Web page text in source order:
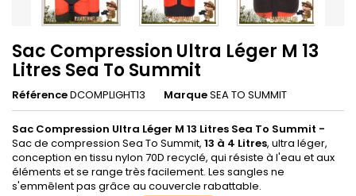
Sac Compression Ultra Léger M 13
Litres Sea To Summit
RéférenceDCOMPLIGHT13 MarqueSEA TO SUMMIT
Sac Compression Ultra Léger M 13 Litres Sea To Summit -
Sac de compression Sea To Summit, 13 à 4 Litres, ultra léger,
conception en tissu nylon 70D recyclé, qui résiste à l'eau et aux
éléments et se range très facilement. Les sangles ne
s'emmêlent pas grâce au couvercle rabattable.